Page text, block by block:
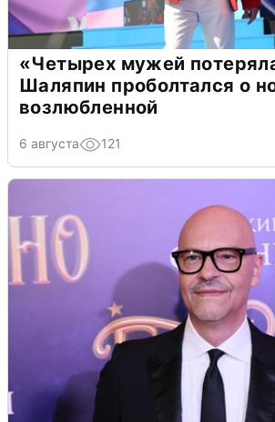
«Четырех мужей
Шаляпин проболтался о
возлюбленной
6 августа 121